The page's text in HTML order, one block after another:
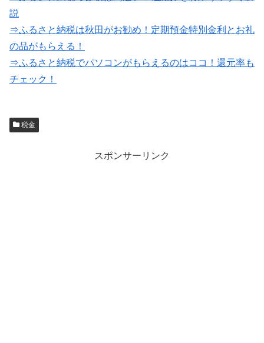
説
⇒ふるさと納税は秋田がお勧め！定期預金特別金利とお礼
の品がもらえる！
⇒ふるさと納税でパソコンがもらえるのはココ！還元率も
チェック！
税金
スポンサーリンク